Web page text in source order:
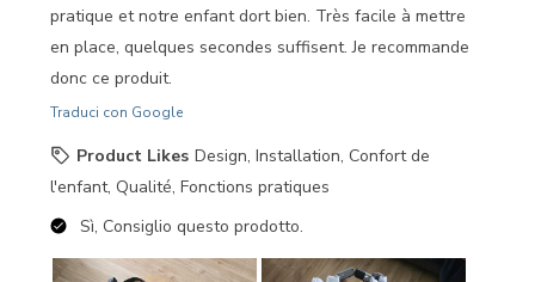
pratique et notre enfant dort bien. Très facile à mettre
en place, quelques secondes suffisent. Je recommande
donc ce produit.
Traduci con Google
Product Likes Design, Installation, Confort de
l'enfant, Qualité, Fonctions pratiques
Sì, Consiglio questo prodotto.